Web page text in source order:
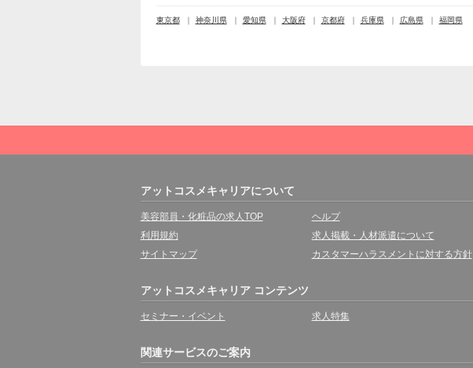
東京都 神奈川県 愛知県 大阪府 京都府 兵庫県 広島県 福岡県
アットコスメキャリアについて
美容部員・化粧品の求人TOP ヘルプ
利用規約
求人掲載・人材派遣について
サイトマップ
カスタマーハラスメントに対する方針
アットコスメキャリア コンテンツ
セミナー・イベント 求人特集
関連サービスのご案内